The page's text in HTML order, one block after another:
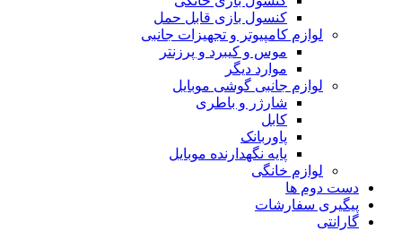
کنسول بازی قابل حمل
لوازم کامپیوتر و تجهیزات جانبی
موس و کیبرد و پرزنتر
موارد دیگر
لوازم جانبی گوشی موبایل
شارژر و باطری
کابل
پاوربانک
پایه نگهدارنده موبایل
لوازم خانگی
دست دوم ها
پیگیری سفارشات
گارانتی